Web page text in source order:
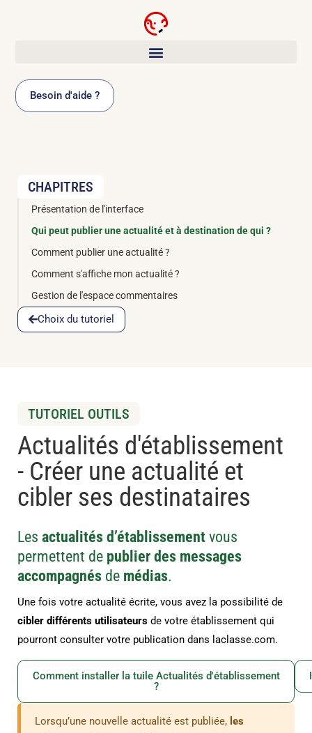
Besoin d'aide ?
CHAPITRES
Présentation de l'interface
Qui peut publier une actualité et à destination de qui ?
Comment publier une actualité ?
Comment s'affiche mon actualité ?
Gestion de l'espace commentaires
Choix du tutoriel
TUTORIEL OUTILS
Actualités d'établissement
- Créer une actualité et
cibler ses destinataires
Les actualités d’établissement vous
permettent de publier des messages
accompagnés de médias.
Une fois votre actualité écrite, vous avez la possibilité de
cibler différents utilisateurs de votre établissement qui
pourront consulter votre publication dans laclasse.com.
Comment installer la tuile Actualités d'établissement
?
Lorsqu’une nouvelle actualité est publiée, les